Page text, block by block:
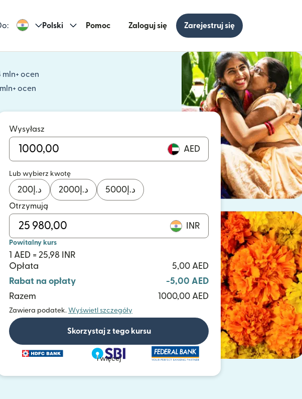
Polski Pomoc Zaloguj się Zarejestruj się
mln+ ocen
(otwiera się w nowym oknie)
ocen
(otwiera się w nowym oknie)
Wysyłasz
AED
Lub wybierz kwotę
د.إ 200 د.إ 2000 د.إ 5000
Otrzymują
INR
Powitalny kurs
1 AED = 25,98 INR
Opłata
5,00 AED
Rabat na opłaty
-5,00 AED
Razem
1000,00 AED
Zawiera podatek. Wyświetl szczegóły
Skorzystaj z tego kursu
i więcej